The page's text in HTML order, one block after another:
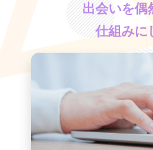
出会いを偶
仕組みに